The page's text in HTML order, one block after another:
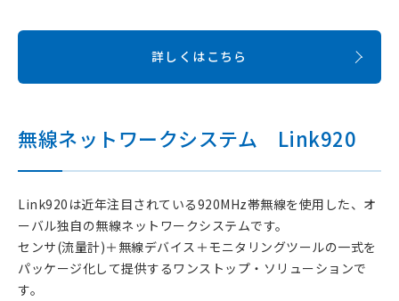
詳しくはこちら
無線ネットワークシステム Link920
Link920は近年注目されている920MHz帯無線を使用した、オ
ーバル独自の無線ネットワークシステムです。
センサ(流量計)＋無線デバイス＋モニタリングツールの一式を
パッケージ化して提供するワンストップ・ソリューションで
す。